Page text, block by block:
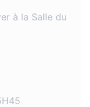
à la Salle du